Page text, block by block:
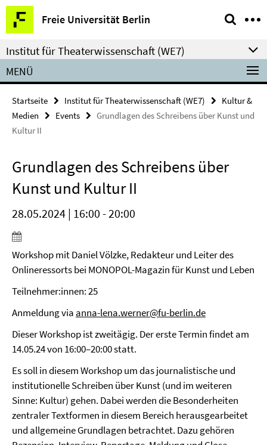
Springe
direkt
zu
Inhalt
Freie Universität Berlin
Service-
Navigation
Institut für Theaterwissenschaft (WE7)
MENÜ
Startseite Institut für Theaterwissenschaft (WE7)
Kultur &
Medien
Events
Grundlagen des Schreibens über Kunst und
Kultur II
Grundlagen des Schreibens über
Kunst und Kultur II
28.05.2024 | 16:00 - 20:00
Workshop mit Daniel Völzke, Redakteur und Leiter des
Onlineressorts bei MONOPOL-Magazin für Kunst und Leben
Teilnehmer:innen: 25
Anmeldung via anna-lena.werner@fu-berlin.de
Dieser Workshop ist zweitägig. Der erste Termin findet am
14.05.24 von 16:00–20:00 statt.
Es soll in diesem Workshop um das journalistische und
institutionelle Schreiben über Kunst (und im weiteren
Sinne: Kultur) gehen. Dabei werden die Besonderheiten
zentraler Textformen in diesem Bereich herausgearbeitet
und allgemeine Grundlagen betrachtet. Dazu gehören